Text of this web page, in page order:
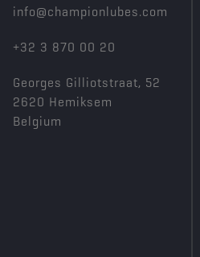
info@championlubes.com
+32 3 870 00 20
Georges Gilliotstraat, 52
2620 Hemiksem
Belgium